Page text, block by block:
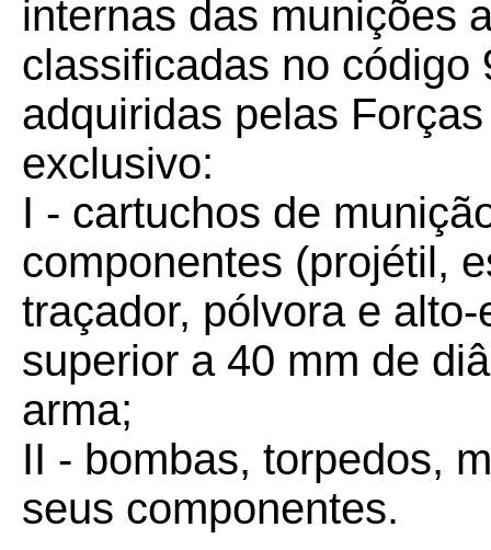
internas das munições
classificadas no código
adquiridas pelas
exclusivo:
I - cartuchos de
componentes (projétil,
traçador, pólvora e
superior a 40 mm de
arma;
II - bombas, torpedos,
seus componentes.